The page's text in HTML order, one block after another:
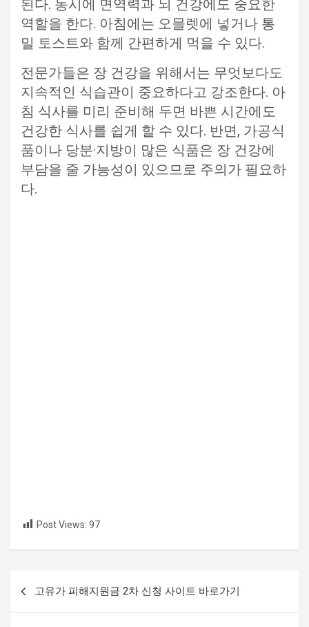
된다. 동시에 면역력과 뇌 건강에도 중요한
역할을 한다. 아침에는 오믈렛에 넣거나 통
밀 토스트와 함께 간편하게 먹을 수 있다.
전문가들은 장 건강을 위해서는 무엇보다도
지속적인 식습관이 중요하다고 강조한다. 아
침 식사를 미리 준비해 두면 바쁜 시간에도
건강한 식사를 쉽게 할 수 있다. 반면, 가공식
품이나 당분·지방이 많은 식품은 장 건강에
부담을 줄 가능성이 있으므로 주의가 필요하
다.
Post Views: 97
고유가 피해지원금 2차 신청 사이트 바로가기